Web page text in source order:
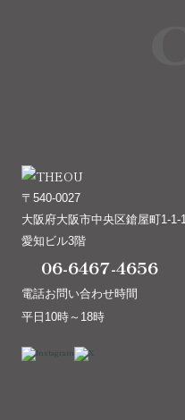
〒540-0027
大阪府大阪市中央区鎗屋町1-1-1
愛知ビル3階
06-6467-4656
電話お問い合わせ時間
平日10時～18時